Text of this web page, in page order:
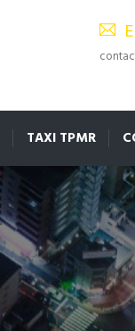
TAXI TPMR